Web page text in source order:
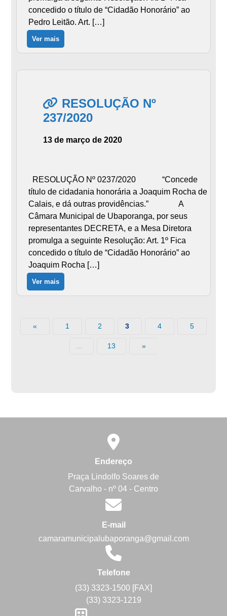
concedido o título de “Cidadão Honorário” ao
Pedro Leitão. Art. […]
Ver mais
RESOLUÇÃO Nº
237/2020
13 de março de 2020
RESOLUÇÃO Nº 0237/2020 “Concede
título de cidadania honorária a Joaquim Rocha de
Calais, e dá outras providências.” A
Câmara Municipal de Ubaporanga, por seus
representantes DECRETA, e a Mesa Diretora
promulga a seguinte Resolução: Art. 1º Fica
concedido o título de “Cidadão Honorário” ao
Joaquim Rocha […]
Ver mais
« 1 2 3 4 5
… 13 »
Endereço
Praça Lindolfo Soares de
Carvalho - nº 04 - Centro
E-mail
camaramunicipalubaporanga@gmail.com
Telefone
(33) 3323-1500 [FAX]
(33) 3323-1219